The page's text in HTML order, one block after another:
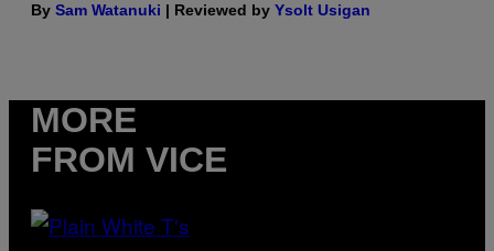
By Sam Watanuki | Reviewed by Ysolt Usigan
MORE
FROM VICE